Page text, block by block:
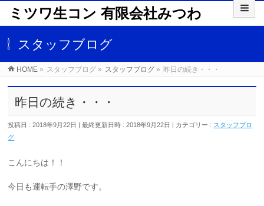
ミツワ生コン 有限会社みつわ
スタッフブログ
HOME » スタッフブログ » スタッフブログ » 昨日の続き・・・
昨日の続き・・・
投稿日 : 2018年9月22日 最終更新日時 : 2018年9月22日 カテゴリー : スタッフブロ
グ
こんにちは！！
今日も運転手の澤野です。